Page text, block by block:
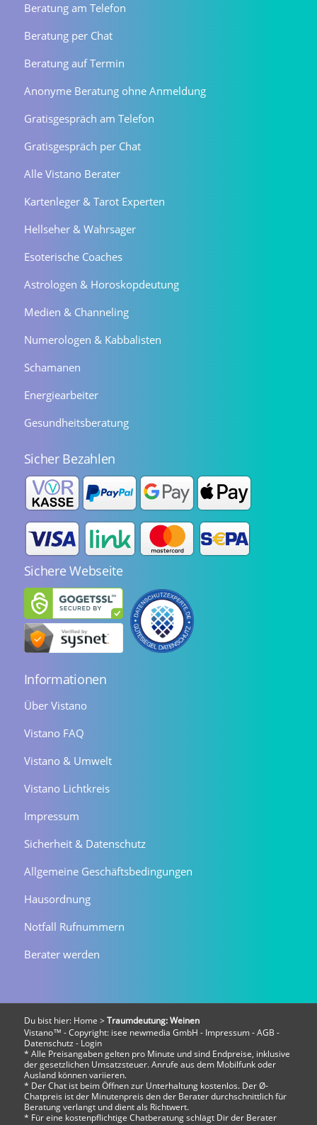
Beratung am Telefon
Beratung per Chat
Beratung auf Termin
Anonyme Beratung ohne Anmeldung
Gratisgespräch am Telefon
Gratisgespräch per Chat
Alle Vistano Berater
Kartenleger & Tarot Experten
Hellseher & Wahrsager
Esoterische Coaches
Astrologen & Horoskopdeutung
Medien & Channeling
Numerologen & Kabbalisten
Schamanen
Energiearbeiter
Gesundheitsberatung
Sicher Bezahlen
Sichere Webseite
Informationen
Über Vistano
Vistano FAQ
Vistano & Umwelt
Vistano Lichtkreis
Impressum
Sicherheit & Datenschutz
Allgemeine Geschäftsbedingungen
Hausordnung
Notfall Rufnummern
Berater werden
Du bist hier: Home > Traumdeutung: Weinen
Vistano™ - Copyright: isee newmedia GmbH - Impressum-AGB -
Datenschutz - Login
* Alle Preisangaben gelten pro Minute und sind Endpreise, inklusive
der gesetzlichen Umsatzsteuer. Anrufe aus dem Mobilfunk oder
Ausland können variieren.
* Der Chat ist beim Öffnen zur Unterhaltung kostenlos. Der Ø-
Chatpreis ist der Minutenpreis den der Berater durchschnittlich für
Beratung verlangt und dient als Richtwert.
* Für eine kostenpflichtige Chatberatung schlägt Dir der Berater